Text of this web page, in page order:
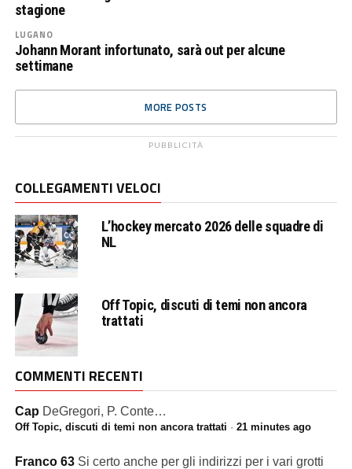
stagione
LUGANO
Johann Morant infortunato, sarà out per alcune
settimane
MORE POSTS
PUBBLICITÀ
COLLEGAMENTI VELOCI
L’hockey mercato 2026 delle squadre di
NL
Off Topic, discuti di temi non ancora
trattati
COMMENTI RECENTI
Cap DeGregori, P. Conte…
Off Topic, discuti di temi non ancora trattati · 21 minutes ago
Franco 63 Si certo anche per gli indirizzi per i vari grotti